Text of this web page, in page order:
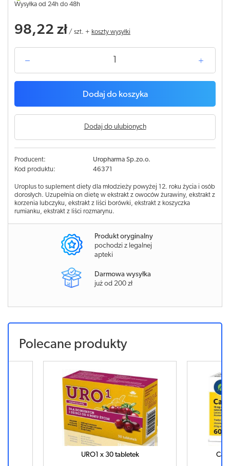
Wysyłka od 24h do 48h
98,22 zł / szt. + koszty wysyłki
Dodaj do koszyka
Dodaj do ulubionych
Producent:
Uropharma Sp.zo.o.
Kod produktu:
46371
Uroplus to suplement diety dla młodzieży powyżej 12. roku życia i osób
dorosłych. Uzupełnia on dietę w ekstrakt z owoców żurawiny, ekstrakt z
korzenia lubczyku, ekstrakt z liści borówki, ekstrakt z koszyczka
rumianku, ekstrakt z liści rozmarynu.
Produkt oryginalny
pochodzi z legalnej
apteki
Darmowa wysyłka
już od 200 zł
Polecane produkty
URO1 x 30 tabletek